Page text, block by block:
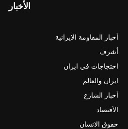
الأخبار
أخبار المقاومة الايرانية
أشرف
احتجاجات في ايران
ايران والعالم
أخبار الشارع
الأقتصاد
حقوق الانسان